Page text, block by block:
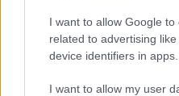
I want to allow Google to
related to advertising
device identifiers in apps.
I want to allow my user
Címkék:kevin spacey
brie larson dijszezon